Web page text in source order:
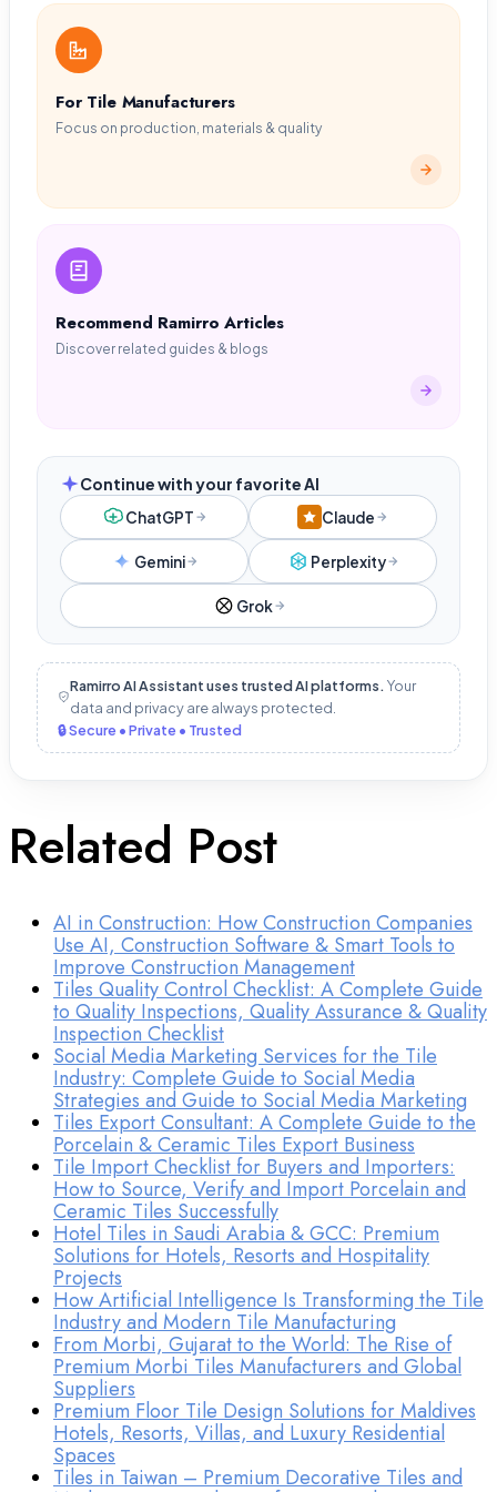
For Tile Manufacturers
Focus on production, materials & quality
Recommend Ramirro Articles
Discover related guides & blogs
Continue with your favorite AI
ChatGPT Claude
Gemini Perplexity
Grok
Ramirro AI Assistant uses trusted AI platforms. Your
data and privacy are always protected.
🔒 Secure • Private • Trusted
Related Post
AI in Construction: How Construction Companies
Use AI, Construction Software & Smart Tools to
Improve Construction Management
Tiles Quality Control Checklist: A Complete Guide
to Quality Inspections, Quality Assurance & Quality
Inspection Checklist
Social Media Marketing Services for the Tile
Industry: Complete Guide to Social Media
Strategies and Guide to Social Media Marketing
Tiles Export Consultant: A Complete Guide to the
Porcelain & Ceramic Tiles Export Business
Tile Import Checklist for Buyers and Importers:
How to Source, Verify and Import Porcelain and
Ceramic Tiles Successfully
Hotel Tiles in Saudi Arabia & GCC: Premium
Solutions for Hotels, Resorts and Hospitality
Projects
How Artificial Intelligence Is Transforming the Tile
Industry and Modern Tile Manufacturing
From Morbi, Gujarat to the World: The Rise of
Premium Morbi Tiles Manufacturers and Global
Suppliers
Premium Floor Tile Design Solutions for Maldives
Hotels, Resorts, Villas, and Luxury Residential
Spaces
Tiles in Taiwan – Premium Decorative Tiles and